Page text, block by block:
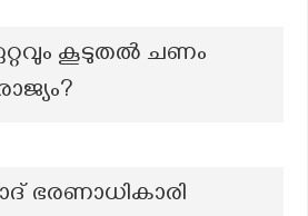
കൂടുതൽ ചണം
ഭരണാധികാരി